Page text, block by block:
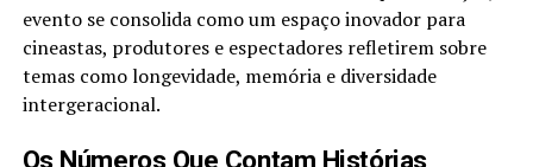
evento se consolida como um espaço inovador para
cineastas, produtores e espectadores refletirem sobre
temas como longevidade, memória e diversidade
intergeracional.
Os Números Que Contam Histórias